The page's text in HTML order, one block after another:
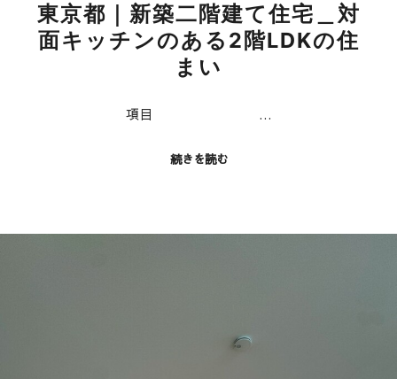
東京都｜新築二階建て住宅＿対
面キッチンのある2階LDKの住
まい
項目 …
続きを読む